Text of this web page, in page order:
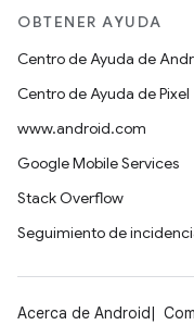
OBTENER AYUDA
Centro de Ayuda de
Centro de Ayuda de Pixel
www.android.com
Google Mobile Services
Stack Overflow
Seguimiento de
Acerca de Android